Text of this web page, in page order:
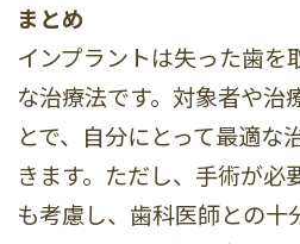
まとめ
インプラントは失った歯を
な治療法です。対象者や治
とで、自分にとって最適な
きます。ただし、手術が必
も考慮し、歯科医師との十